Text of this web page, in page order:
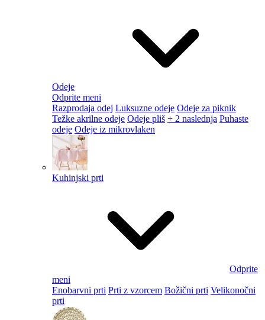
Odeje
Odprite meni
Razprodaja odej Luksuzne odeje Odeje za piknik
Težke akrilne odeje Odeje pliš + 2 naslednja Puhaste
odeje Odeje iz mikrovlaken
Kuhinjski prti
Odprite
meni
Enobarvni prti Prti z vzorcem Božični prti Velikonočni
prti​